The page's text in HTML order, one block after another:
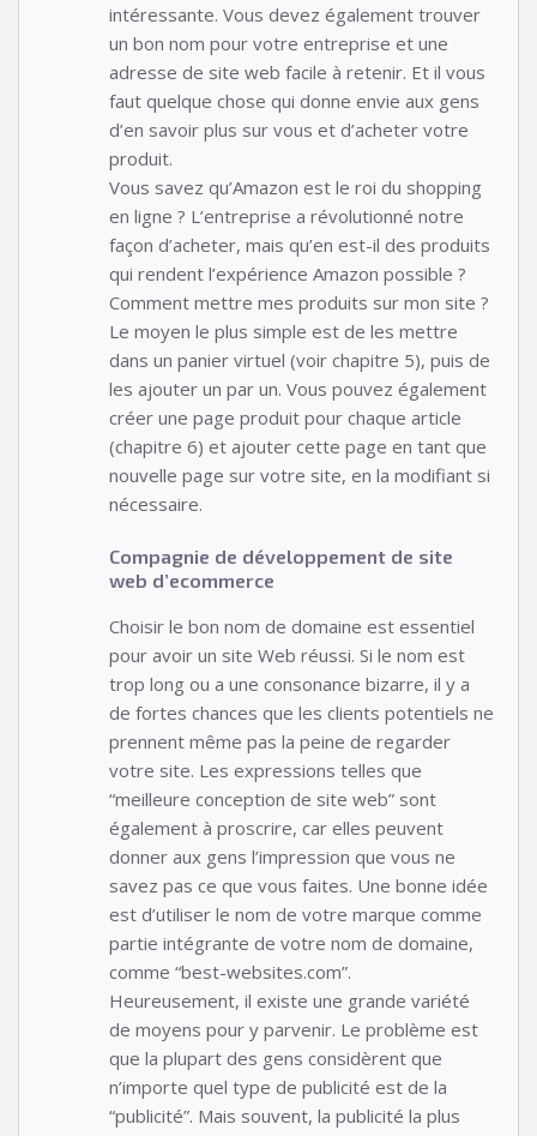
intéressante. Vous devez également trouver
un bon nom pour votre entreprise et une
adresse de site web facile à retenir. Et il vous
faut quelque chose qui donne envie aux gens
d’en savoir plus sur vous et d’acheter votre
produit.
Vous savez qu’Amazon est le roi du shopping
en ligne ? L’entreprise a révolutionné notre
façon d’acheter, mais qu’en est-il des produits
qui rendent l’expérience Amazon possible ?
Comment mettre mes produits sur mon site ?
Le moyen le plus simple est de les mettre
dans un panier virtuel (voir chapitre 5), puis de
les ajouter un par un. Vous pouvez également
créer une page produit pour chaque article
(chapitre 6) et ajouter cette page en tant que
nouvelle page sur votre site, en la modifiant si
nécessaire.
Compagnie de développement de site
web d’ecommerce
Choisir le bon nom de domaine est essentiel
pour avoir un site Web réussi. Si le nom est
trop long ou a une consonance bizarre, il y a
de fortes chances que les clients potentiels ne
prennent même pas la peine de regarder
votre site. Les expressions telles que
“meilleure conception de site web” sont
également à proscrire, car elles peuvent
donner aux gens l’impression que vous ne
savez pas ce que vous faites. Une bonne idée
est d’utiliser le nom de votre marque comme
partie intégrante de votre nom de domaine,
comme “best-websites.com”.
Heureusement, il existe une grande variété
de moyens pour y parvenir. Le problème est
que la plupart des gens considèrent que
n’importe quel type de publicité est de la
“publicité”. Mais souvent, la publicité la plus